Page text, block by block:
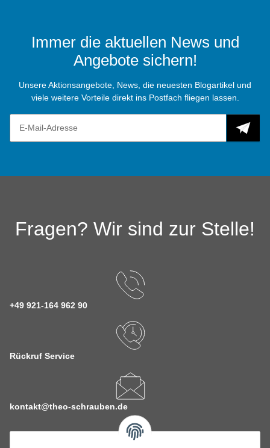
Immer die aktuellen News und
Angebote sichern!
Unsere Aktionsangebote, News, die neuesten Blogartikel und
viele weitere Vorteile direkt ins Postfach fliegen lassen.
Fragen? Wir sind zur Stelle!
+49 921-164 962 90
Rückruf Service
kontakt@theo-schrauben.de